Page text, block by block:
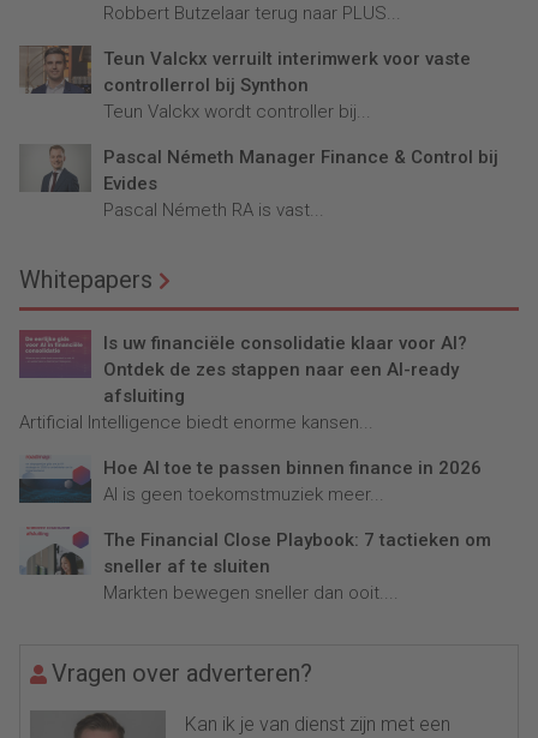
Robbert Butzelaar terug naar PLUS...
Teun Valckx verruilt interimwerk voor vaste
controllerrol bij Synthon
Teun Valckx wordt controller bij...
Pascal Németh Manager Finance & Control bij
Evides
Pascal Németh RA is vast...
Whitepapers
Is uw financiële consolidatie klaar voor AI?
Ontdek de zes stappen naar een AI-ready
afsluiting
Artificial Intelligence biedt enorme kansen...
Hoe AI toe te passen binnen finance in 2026
AI is geen toekomstmuziek meer...
The Financial Close Playbook: 7 tactieken om
sneller af te sluiten
Markten bewegen sneller dan ooit....
Vragen over adverteren?
Kan ik je van dienst zijn met een